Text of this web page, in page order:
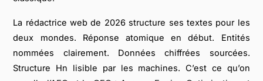
La rédactrice web de 2026 structure ses textes pour les
deux mondes. Réponse atomique en début. Entités
nommées clairement. Données chiffrées sourcées.
Structure Hn lisible par les machines. C’est ce qu’on